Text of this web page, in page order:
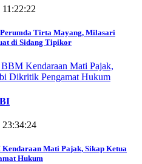
Perumda Tirta Mayang, Milasari
di Sidang Tipikor
23:34:24
Mati Pajak, Sikap Ketua
Hukum